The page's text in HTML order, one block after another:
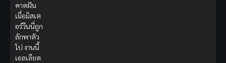
คาดฝัน
เมื่อมิสเต
อร์วีนนี่ถูก
ลักพาตัว
ไป งานนี้
เอลเลียต